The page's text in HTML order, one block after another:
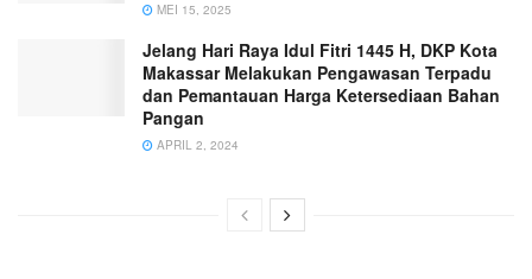
MEI 15, 2025
Jelang Hari Raya Idul Fitri 1445 H, DKP Kota
Makassar Melakukan Pengawasan Terpadu
dan Pemantauan Harga Ketersediaan Bahan
Pangan
APRIL 2, 2024